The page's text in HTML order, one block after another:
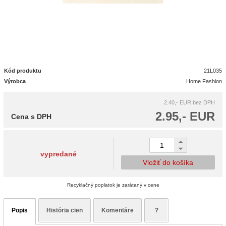
Kód produktu
21L035
Výrobca
Home Fashion
2.40,- EUR bez DPH
2.95,- EUR
Cena s DPH
vypredané
Vložiť do košíka
Recyklačný poplatok je zarátaný v cene
Popis História cien Komentáre ?